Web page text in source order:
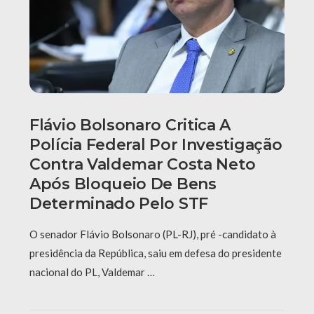
Flávio Bolsonaro Critica A
Polícia Federal Por Investigação
Contra Valdemar Costa Neto
Após Bloqueio De Bens
Determinado Pelo STF
O senador Flávio Bolsonaro (PL-RJ), pré -candidato à
presidência da República, saiu em defesa do presidente
nacional do PL, Valdemar …